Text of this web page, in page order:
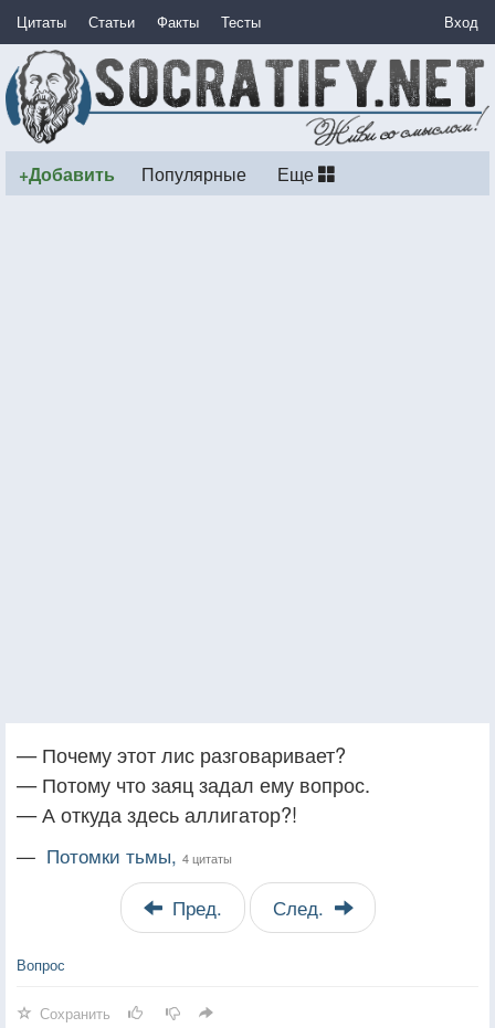
Цитаты Статьи Факты Тесты Вход
+Добавить Популярные Еще
— Почему этот лис разговаривает?
— Потому что заяц задал ему вопрос.
— А откуда здесь аллигатор?!
— Потомки тьмы, 4 цитаты
Пред. След.
Вопрос
Сохранить